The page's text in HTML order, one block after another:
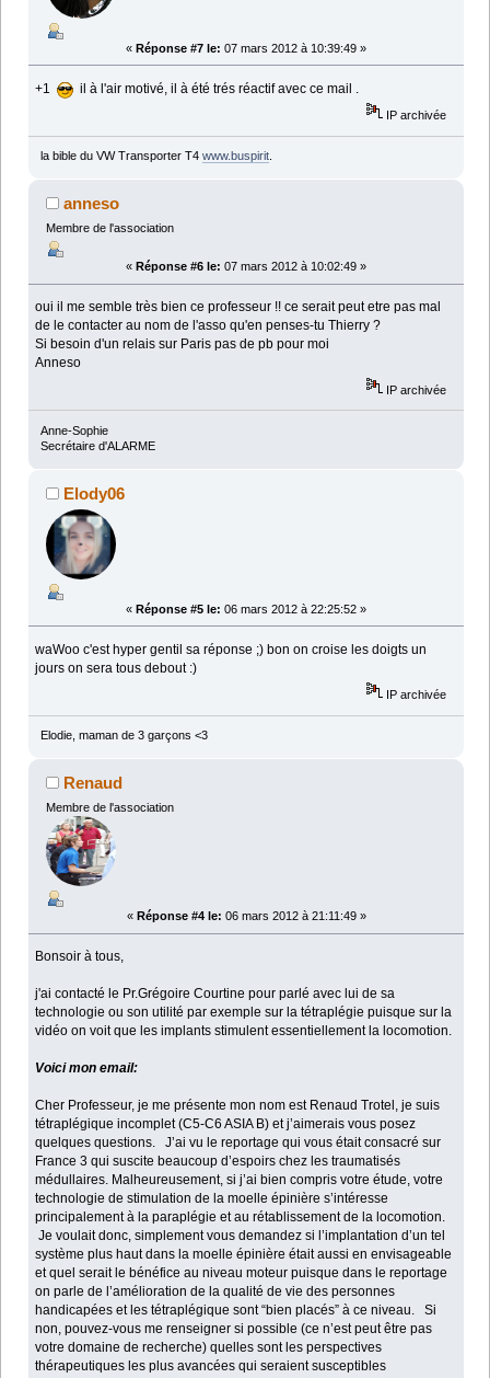
« Réponse #7 le: 07 mars 2012 à 10:39:49 »
+1 il à l'air motivé, il à été trés réactif avec ce mail .
IP archivée
la bible du VW Transporter T4 www.buspirit.
anneso
Membre de l'association
« Réponse #6 le: 07 mars 2012 à 10:02:49 »
oui il me semble très bien ce professeur !! ce serait peut etre pas mal
de le contacter au nom de l'asso qu'en penses-tu Thierry ?
Si besoin d'un relais sur Paris pas de pb pour moi
Anneso
IP archivée
Anne-Sophie
Secrétaire d'ALARME
Elody06
« Réponse #5 le: 06 mars 2012 à 22:25:52 »
waWoo c'est hyper gentil sa réponse ;) bon on croise les doigts un
jours on sera tous debout :)
IP archivée
Elodie, maman de 3 garçons <3
Renaud
Membre de l'association
« Réponse #4 le: 06 mars 2012 à 21:11:49 »
Bonsoir à tous,
j'ai contacté le Pr.Grégoire Courtine pour parlé avec lui de sa
technologie ou son utilité par exemple sur la tétraplégie puisque sur la
vidéo on voit que les implants stimulent essentiellement la locomotion.
Voici mon email:
Cher Professeur, je me présente mon nom est Renaud Trotel, je suis
tétraplégique incomplet (C5-C6 ASIA B) et j’aimerais vous posez
quelques questions. J’ai vu le reportage qui vous était consacré sur
France 3 qui suscite beaucoup d’espoirs chez les traumatisés
médullaires. Malheureusement, si j’ai bien compris votre étude, votre
technologie de stimulation de la moelle épinière s’intéresse
principalement à la paraplégie et au rétablissement de la locomotion.
Je voulait donc, simplement vous demandez si l’implantation d’un tel
système plus haut dans la moelle épinière était aussi en envisageable
et quel serait le bénéfice au niveau moteur puisque dans le reportage
on parle de l’amélioration de la qualité de vie des personnes
handicapées et les tétraplégique sont “bien placés” à ce niveau. Si
non, pouvez-vous me renseigner si possible (ce n’est peut être pas
votre domaine de recherche) quelles sont les perspectives
thérapeutiques les plus avancées qui seraient susceptibles